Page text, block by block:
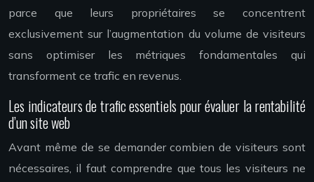
parce que leurs propriétaires se concentrent
exclusivement sur l’augmentation du volume de visiteurs
sans optimiser les métriques fondamentales qui
transforment ce trafic en revenus.
Les indicateurs de trafic essentiels pour évaluer la rentabilité
d’un site web
Avant même de se demander combien de visiteurs sont
nécessaires, il faut comprendre que tous les visiteurs ne